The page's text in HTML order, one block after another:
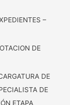
–
DE
DE
DE
ETAPA